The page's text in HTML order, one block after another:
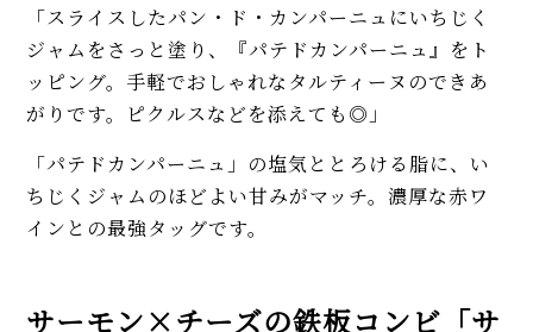
「スライスしたパン・ド・カンパーニュにいちじく
ジャムをさっと塗り、『パテドカンパーニュ』をト
ッピング。手軽でおしゃれなタルティーヌのできあ
がりです。ピクルスなどを添えても◎」
「パテドカンパーニュ」の塩気ととろける脂に、い
ちじくジャムのほどよい甘みがマッチ。濃厚な赤ワ
インとの最強タッグです。
サーモン×チーズの鉄板コンビ「サ